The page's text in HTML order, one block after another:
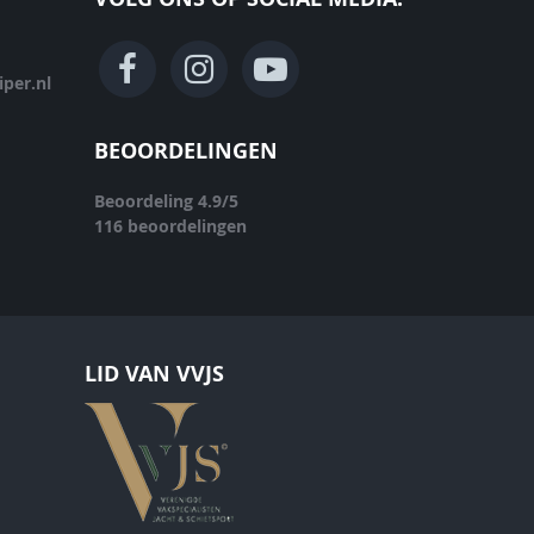
BEOORDELINGEN
Beoordeling 4.9/5
116 beoordelingen
LID VAN VVJS